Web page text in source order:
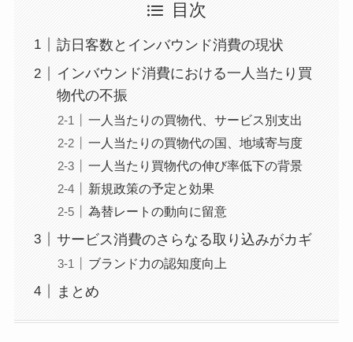
目次
訪日客数とインバウンド消費の現状
インバウンド消費における一人当たり買
物代の不振
一人当たりの買物代、サービス別支出
一人当たりの買物代の国、地域寄与度
一人当たり買物代の伸び率低下の背景
新規政策の予定と効果
為替レートの動向に留意
サービス消費のさらなる取り込みがカギ
ブランド力の認知度向上
まとめ